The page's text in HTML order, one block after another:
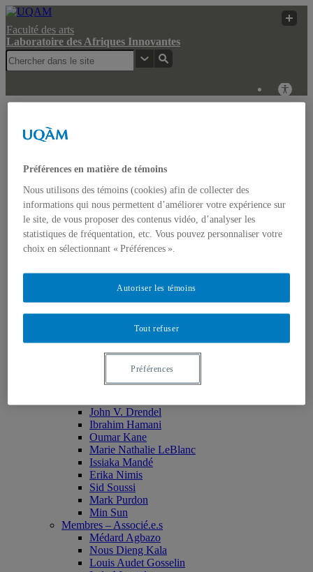
Faculté des arts
Laboratoire des Afriques Innovantes
Actualités
Colloque: REGARDS COMPARATISTES SUR LES
IMAGINAIRES NON-DOMINANTS EN AFRIQUE ET
DANS LES AMÉRIQUES
Accueil
Bulletin Bandung Spirit
Qui sommes-nous ?
Membres de l’UQÀM
Monia Abdallah
Jean-Jacques Bogui
Bonnie Campbell
John V. Drendel
Ibrahim Hamani
Oumar Kane
Marie Nathalie LeBlanc
Issiaka Mandé
Erika Nimis
Sid Soussi
Mark Purdon
Min Sun
Membres – Associé.e.s
Médard Agbazo
Nous Dieng Kala
Louis Audet Gosselin
Préférences en matière de témoins
Nous utilisons des témoins (cookies) afin de collecter des
informations qui nous permettent d’améliorer votre expérience sur
le site, de vous proposer des contenus vidéo, d’analyser les
statistiques de fréquentation, etc. Vous pouvez personnaliser votre
choix en sélectionnant « Préférences ».
Tout refuser
Autoriser les témoins
Préférences